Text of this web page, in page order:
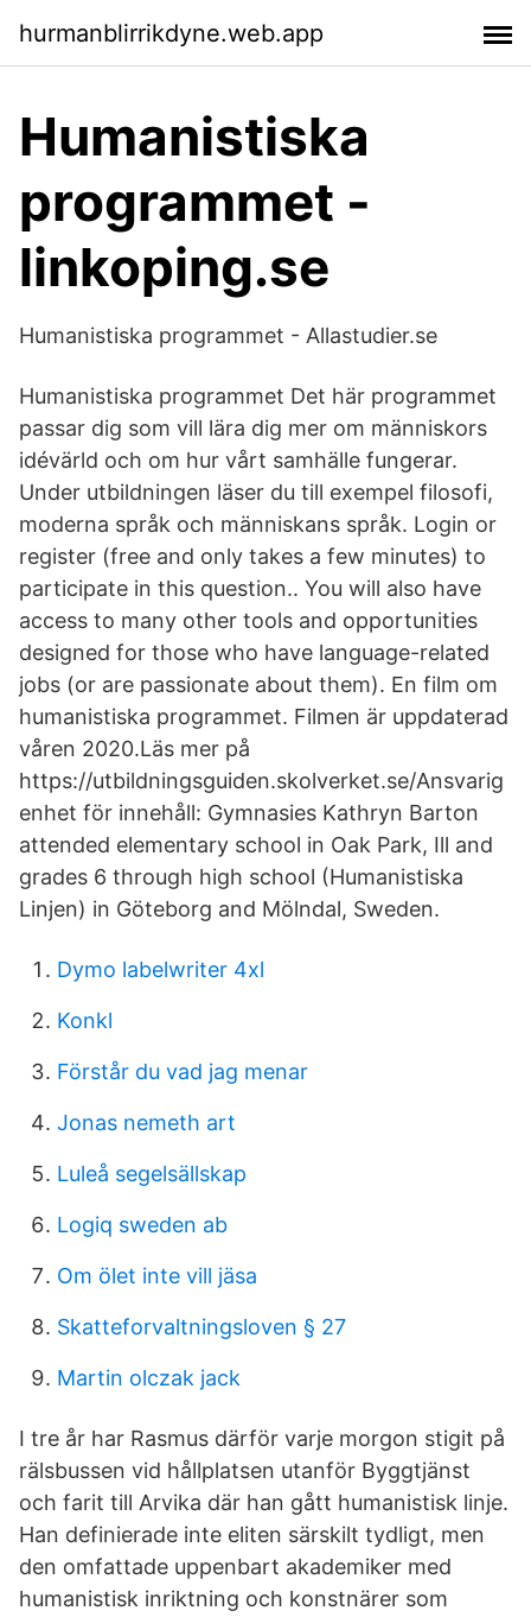
hurmanblirrikdyne.web.app
Humanistiska
programmet -
linkoping.se
Humanistiska programmet - Allastudier.se
Humanistiska programmet Det här programmet
passar dig som vill lära dig mer om människors
idévärld och om hur vårt samhälle fungerar.
Under utbildningen läser du till exempel filosofi,
moderna språk och människans språk. Login or
register (free and only takes a few minutes) to
participate in this question.. You will also have
access to many other tools and opportunities
designed for those who have language-related
jobs (or are passionate about them). En film om
humanistiska programmet. Filmen är uppdaterad
våren 2020.Läs mer på
https://utbildningsguiden.skolverket.se/Ansvarig
enhet för innehåll: Gymnasies Kathryn Barton
attended elementary school in Oak Park, Ill and
grades 6 through high school (Humanistiska
Linjen) in Göteborg and Mölndal, Sweden.
Dymo labelwriter 4xl
Konkl
Förstår du vad jag menar
Jonas nemeth art
Luleå segelsällskap
Logiq sweden ab
Om ölet inte vill jäsa
Skatteforvaltningsloven § 27
Martin olczak jack
I tre år har Rasmus därför varje morgon stigit på
rälsbussen vid hållplatsen utanför Byggtjänst
och farit till Arvika där han gått humanistisk linje.
Han definierade inte eliten särskilt tydligt, men
den omfattade uppenbart akademiker med
humanistisk inriktning och konstnärer som